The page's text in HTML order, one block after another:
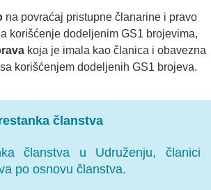
na povraćaj pristupne članarine i pravo
korišćenje dodeljenim GS1 brojevima,
koja je imala kao članica i obavezna
korišćenjem dodeljenih GS1 brojeva.
članstva
članstva u Udruženju, članici
po osnovu članstva.